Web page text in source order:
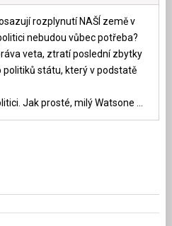
rozplynutí NAŠÍ země v
nebudou vůbec potřeba?
veta, ztratí poslední zbytky
politiků státu, který v podstatě
Jak prosté, milý Watsone …